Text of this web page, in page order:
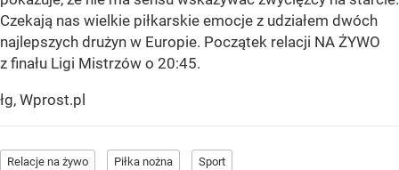
Czekają nas wielkie piłkarskie emocje z udziałem dwóch
najlepszych drużyn w Europie. Początek relacji NA ŻYWO
z finału Ligi Mistrzów o 20:45.
łg, Wprost.pl
Relacje na żywo Piłka nożna Sport